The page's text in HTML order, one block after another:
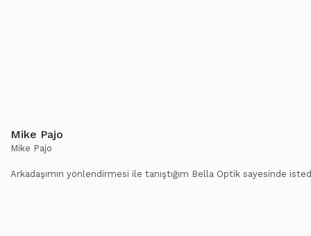
Mike Pajo
Mike Pajo
Arkadaşımın yönlendirmesi ile tanıştığım Bella Optik sayesinde